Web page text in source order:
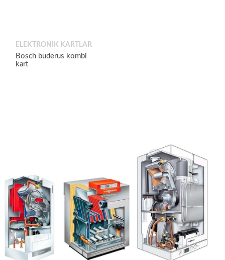
ELEKTRONIK KARTLAR
Bosch buderus kombi
kart